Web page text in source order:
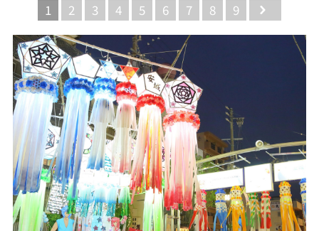
1 2 3 4 5 6 7 8 9